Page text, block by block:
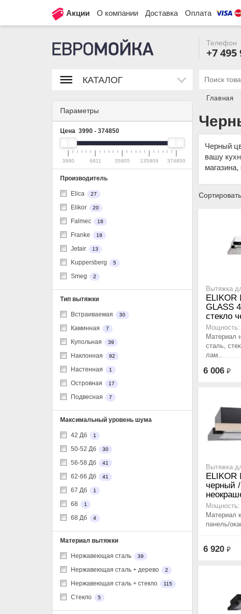
Акции О компании Доставка Оплата
Телефон
+7 495
КАТАЛОГ
Параметры
Цена 3990 - 374850
3990 6811 35905 135909 374850
Производитель
Elica 27
Elikor 20
Falmec 18
Franke 18
Jetair 13
Kuppersberg 5
Smeg 2
Тип вытяжки
Встраиваемая 30
Каминная 7
Купольная 39
Наклонная 92
Настенная 1
Островная 17
Подвесная 7
Максимальный уровень шума
42 Дб 1
50-52 Дб 30
56-58 Дб 41
62-66 Дб 41
67 Дб 1
68 1
68 Дб 4
Материал вытяжки
Нержавеющая сталь 39
Нержавеющая сталь + дерево 2
Нержавеющая сталь + стекло 115
Стекло 5
Главная
Черный
вашу
Вытяжка
ELIKOR
GLASS
стекло
Мощность:
Материал
сталь,
лам..
6 006 ₽
Вытяжка
ELIKOR
черный
Мощность:
Материал
панель/
6 920 ₽